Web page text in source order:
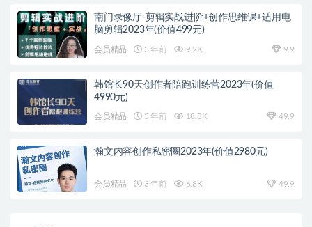
南门录像厅-剪辑实战进阶+创作思维课+适用电
脑剪辑2023年(价值499元)
会员精品 3 年前 9.2K 9.9
韩馆长90天创作者陪跑训练营2023年(价值
4990元)
会员精品 3 年前 18.8K 49.9
瀚文内容创作私密圈2023年(价值2980元)
会员精品 3 年前 6.8K 49.9